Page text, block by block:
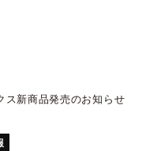
ス新商品発売のお知らせ